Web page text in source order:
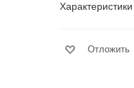
Характеристики
Отложить